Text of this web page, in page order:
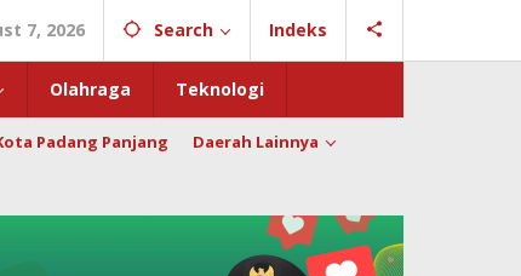
7, 2026 Search Indeks
Olahraga Teknologi
Padang Panjang Daerah Lainnya